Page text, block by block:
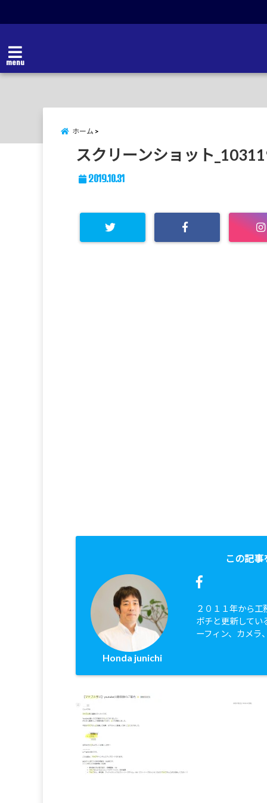
menu
ホーム
スクリーンショット
2019.10.31
この記
Honda junichi
２０１１年から工
ボチと更新してい
ーフィン、カメラ